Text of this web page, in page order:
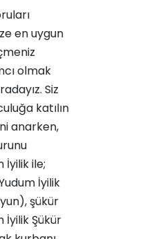
en uygun
olmak
Siz
katılın
anarken,
İyilik ile;
İyilik
, şükür
İyilik Şükür